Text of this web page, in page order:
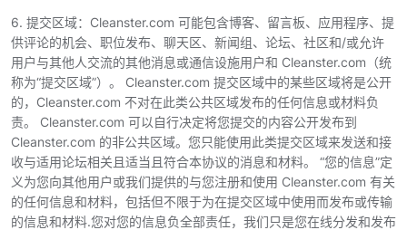
6. 提交区域：Cleanster.com 可能包含博客、留言板、应用程序、提
供评论的机会、职位发布、聊天区、新闻组、论坛、社区和/或允许
用户与其他人交流的其他消息或通信设施用户和 Cleanster.com（统
称为“提交区域”）。 Cleanster.com 提交区域中的某些区域将是公开
的，Cleanster.com 不对在此类公共区域发布的任何信息或材料负
责。 Cleanster.com 可以自行决定将您提交的内容公开发布到
Cleanster.com 的非公共区域。您只能使用此类提交区域来发送和接
收与适用论坛相关且适当且符合本协议的消息和材料。 “您的信息”定
义为您向其他用户或我们提供的与您注册和使用 Cleanster.com 有关
的任何信息和材料，包括但不限于为在提交区域中使用而发布或传输
的信息和材料.您对您的信息负全部责任，我们只是您在线分发和发布